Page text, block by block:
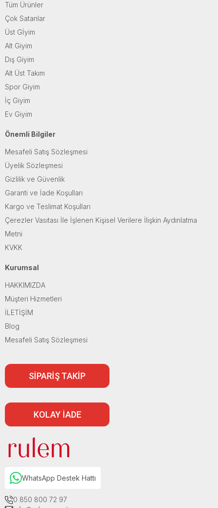
Tüm Ürünler
Çok Satanlar
Üst Gİyim
Alt Giyim
Dış Giyim
Alt Üst Takım
Spor Giyim
İç Giyim
Ev Giyim
Önemli Bilgiler
Mesafeli Satış Sözleşmesi
Üyelik Sözleşmesi
Gizlilik ve Güvenlik
Garanti ve İade Koşulları
Kargo ve Teslimat Koşulları
Çerezler Vasıtası İle İşlenen Kişisel Verilere İlişkin Aydınlatma
Metni
KVKK
Kurumsal
HAKKIMIZDA
Müşteri Hizmetleri
İLETİŞİM
Blog
Mesafeli Satış Sözleşmesi
SİPARİŞ TAKİP
KOLAY İADE
WhatsApp Destek Hattı
0 850 800 72 97